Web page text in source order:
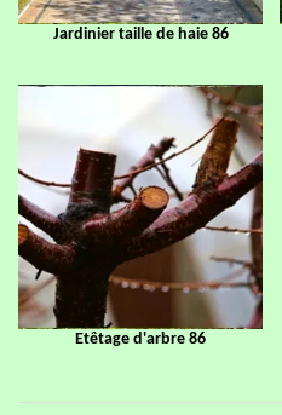
Jardinier taille de haie 86
Etêtage d'arbre 86